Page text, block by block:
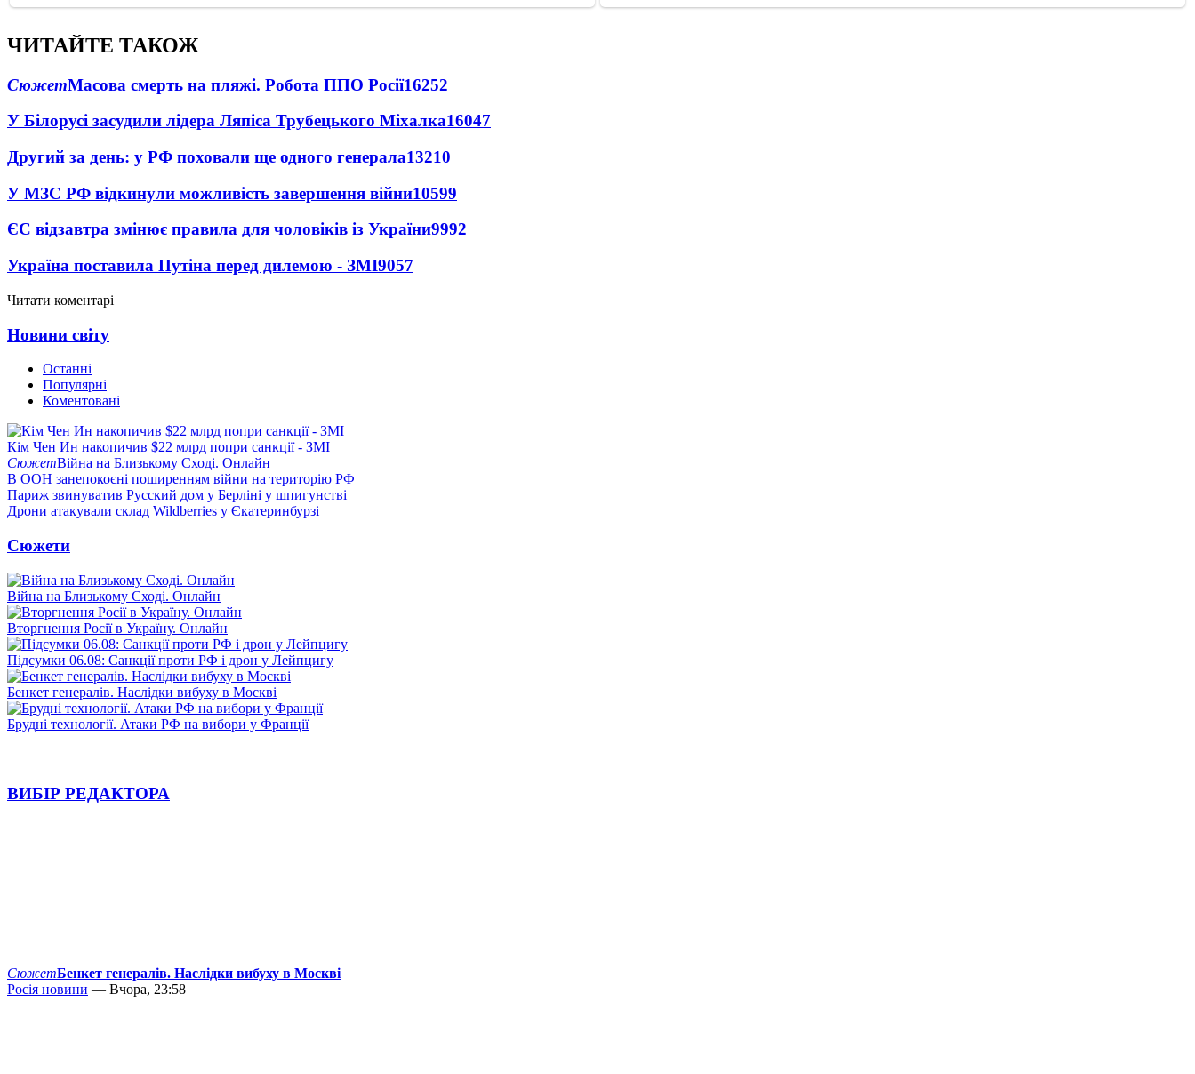
ЧИТАЙТЕ ТАКОЖ
СюжетМасова смерть на пляжі. Робота ППО Росії16252
У Білорусі засудили лідера Ляпіса Трубецького Міхалка16047
Другий за день: у РФ поховали ще одного генерала13210
У МЗС РФ відкинули можливість завершення війни10599
ЄС відзавтра змінює правила для чоловіків із України9992
Україна поставила Путіна перед дилемою - ЗМІ9057
Читати коментарі
Новини світу
Останні
Популярні
Коментовані
Кім Чен Ин накопичив $22 млрд попри санкції - ЗМІ
СюжетВійна на Близькому Сході. Онлайн
В ООН занепокоєні поширенням війни на територію РФ
Париж звинуватив Русский дом у Берліні у шпигунстві
Дрони атакували склад Wildberries у Єкатеринбурзі
Сюжети
Війна на Близькому Сході. Онлайн
Вторгнення Росії в Україну. Онлайн
Підсумки 06.08: Санкції проти РФ і дрон у Лейпцигу
Бенкет генералів. Наслідки вибуху в Москві
Брудні технології. Атаки РФ на вибори у Франції
ВИБІР РЕДАКТОРА
СюжетБенкет генералів. Наслідки вибуху в Москві
Росія новини — Вчора, 23:58